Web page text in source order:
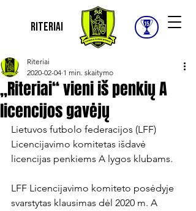
Riteriai
„Riteriai“ vieni iš penkių A
licencijos gavėjų
Riteriai
2020-02-04 1 min. skaitymo
Lietuvos futbolo federacijos (LFF)
Licencijavimo komitetas išdavė
licencijas penkiems A lygos klubams.
LFF Licencijavimo komiteto posėdyje
svarstytas klausimas dėl 2020 m. A